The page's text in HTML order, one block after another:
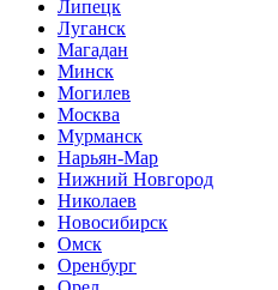
Липецк
Луганск
Магадан
Минск
Могилев
Москва
Мурманск
Нарьян-Мар
Нижний Новгород
Николаев
Новосибирск
Омск
Оренбург